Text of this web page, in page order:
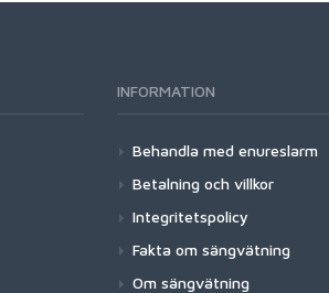
INFORMATION
Behandla med enureslarm
Betalning och villkor
Integritetspolicy
Fakta om sängvätning
Om sängvätning